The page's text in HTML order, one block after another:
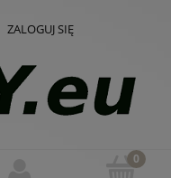
ZALOGUJ SIĘ